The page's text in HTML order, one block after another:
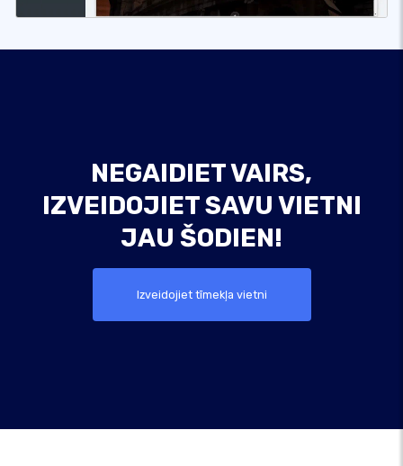
NEGAIDIET VAIRS,
IZVEIDOJIET SAVU VIETNI
JAU ŠODIEN!
Izveidojiet tīmekļa vietni